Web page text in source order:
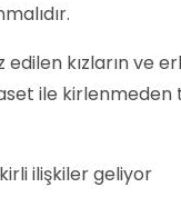
kızların ve
ile kirlenmeden
ilişkiler geliyor